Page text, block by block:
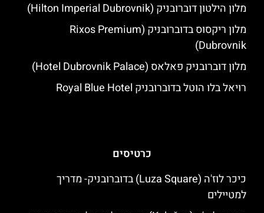
מלון הילטון דוברובניק (Hilton Imperial Dubrovnik)
מלון ריקסוס בדוברובניק (Rixos Premium
Dubrovnik)
מלון דוברובניק פאלאס (Hotel Dubrovnik Palace)
רויאל בלו הוטל בדוברובניק Royal Blue Hotel
כרטיסים
כיכר לוז'ה (Luza Square) בדוברובניק- מדריך
למטיילים